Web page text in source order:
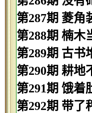
第287期 菱角
第288期 楠木
第289期 古书
第290期 耕地
第291期 饿着
第292期 带了